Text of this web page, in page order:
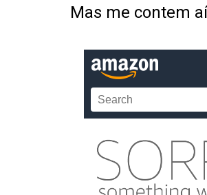
Mas me contem